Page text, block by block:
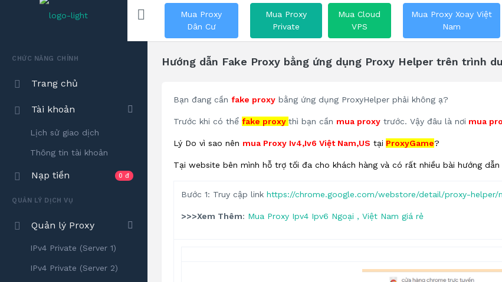
Mua Proxy
Dân Cư
Mua Proxy
Private
Mua Cloud
VPS
Mua Proxy Xoay Việt
Nam
CHỨC NĂNG CHÍNH
Trang chủ
Tài khoản
Lịch sử giao dịch
Thông tin tài khoản
0 đ
Nạp tiền
QUẢN LÝ DỊCH VỤ
Quản lý Proxy
IPv4 Private (Server 1)
IPv4 Private (Server 2)
Hướng dẫn Fake Proxy bằng ứng dụng Proxy Helper trên trình
Bạn đang cần fake proxy bằng ứng dụng ProxyHelper phải không ạ?
Trước khi có thể fake proxy thì bạn cần mua proxy trước. Vậy đâu là nơi mua
Lý Do vì sao nên mua Proxy Iv4,Iv6 Việt Nam,US tại ProxyGame?
Tại website bên mình hỗ trợ tối đa cho khách hàng và có rất nhiều bài hướng
Bước 1: Truy cập link https://chrome.google.com/webstore/detail/proxy-
>>>Xem Thêm: Mua Proxy Ipv4 Ipv6 Ngoại , Việt Nam giá rẻ